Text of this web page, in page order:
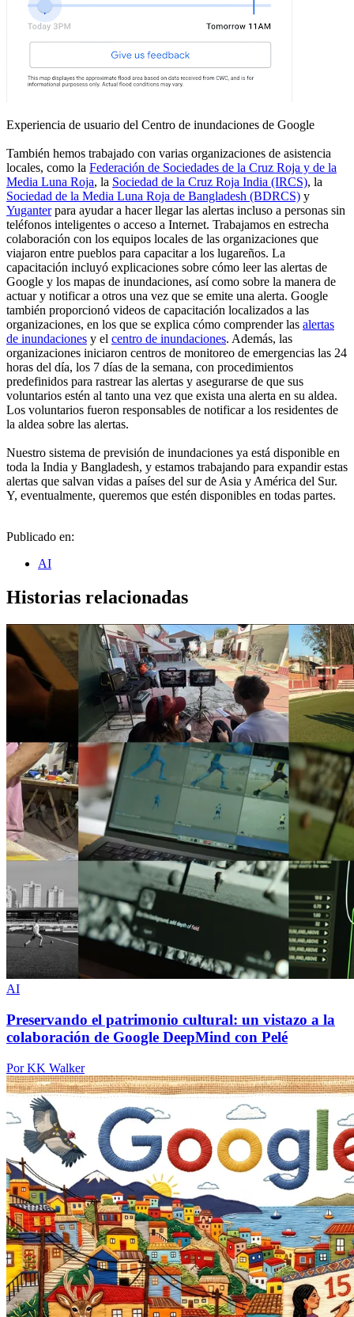
Experiencia de usuario del Centro de inundaciones de Google
También hemos trabajado con varias organizaciones de asistencia
locales, como la Federación de Sociedades de la Cruz Roja y de la
Media Luna Roja, la Sociedad de la Cruz Roja India (IRCS), la
Sociedad de la Media Luna Roja de Bangladesh (BDRCS) y
Yuganterpara ayudar a hacer llegar las alertas incluso a personas sin
teléfonos inteligentes o acceso a Internet. Trabajamos en estrecha
colaboración con los equipos locales de las organizaciones que
viajaron entre pueblos para capacitar a los lugareños. La
capacitación incluyó explicaciones sobre cómo leer las alertas de
Google y los mapas de inundaciones, así como sobre la manera de
actuar y notificar a otros una vez que se emite una alerta. Google
también proporcionó videos de capacitación localizados a las
organizaciones, en los que se explica cómo comprender las alertas
de inundaciones y el centro de inundaciones. Además, las
organizaciones iniciaron centros de monitoreo de emergencias las 24
horas del día, los 7 días de la semana, con procedimientos
predefinidos para rastrear las alertas y asegurarse de que sus
voluntarios estén al tanto una vez que exista una alerta en su aldea.
Los voluntarios fueron responsables de notificar a los residentes de
la aldea sobre las alertas.
Nuestro sistema de previsión de inundaciones ya está disponible en
toda la India y Bangladesh, y estamos trabajando para expandir estas
alertas que salvan vidas a países del sur de Asia y América del Sur.
Y, eventualmente, queremos que estén disponibles en todas partes.
Publicado en:
AI
Historias relacionadas
AI
Preservando el patrimonio cultural: un vistazo a la
colaboración de Google DeepMind con Pelé
Por KK Walker